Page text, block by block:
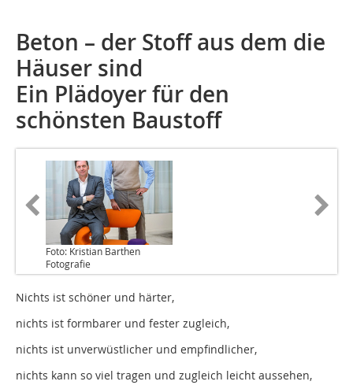
Beton – der Stoff aus dem die
Häuser sind
Ein Plädoyer für den
schönsten Baustoff
Foto: Kristian Barthen
Fotografie
Nichts ist schöner und härter,
nichts ist formbarer und fester zugleich,
nichts ist unverwüstlicher und empfindlicher,
nichts kann so viel tragen und zugleich leicht aussehen,